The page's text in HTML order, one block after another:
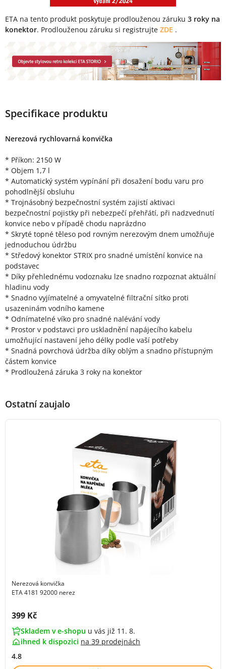
ETA na tento produkt poskytuje prodlouženou záruku 3 roky na
konektor. Prodlouženou záruku si registrujte ZDE .
Specifikace produktu
Nerezová rychlovarná konvička
* Příkon: 2150 W
* Objem 1,7 l
* Automatický systém vypínání při dosažení bodu varu pro
pohodlnější obsluhu
* Trojnásobný bezpečnostní systém zajistí aktivaci
bezpečnostní pojistky při nebezpečí přehřátí, při nadzvednutí
konvice nebo v případě chodu naprázdno
* Skryté topné těleso pod rovným nerezovým dnem umožňuje
jednoduchou údržbu
* Středový konektor STRIX pro snadné umístění konvice na
podstavec
* Díky přehlednému vodoznaku lze snadno rozpoznat aktuální
hladinu vody
* Snadno vyjímatelné a omyvatelné filtrační sítko proti
usazeninám vodního kamene
* Odnímatelné víko pro snadné nalévání vody
* Prostor v podstavci pro uskladnění napájecího kabelu
umožňující nastavení jeho délky podle vaší potřeby
* Snadná povrchová údržba díky oblým a snadno přístupným
částem konvice
* Prodloužená záruka 3 roky na konektor
Ostatní zaujalo
Nerezová konvička
ETA 4181 92000 nerez
Cena s DPH:
399 Kč
Skladem v e-shopu u vás již 11. 8.
ihned k dispozici na 39 prodejnách
4.8